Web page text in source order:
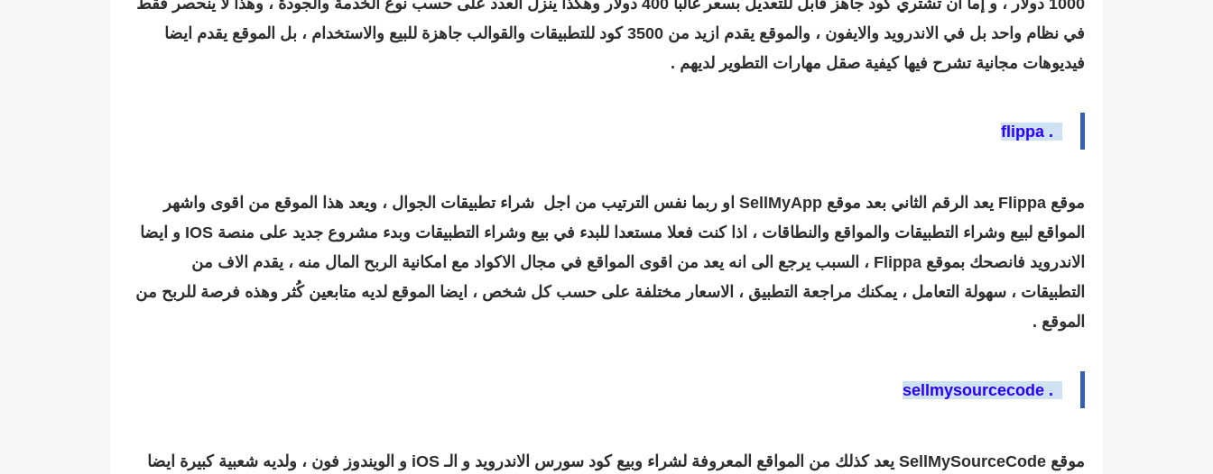
في نظام واحد بل في الاندرويد والايفون ، والموقع يقدم ازيد من 3500 كود للتطبيقات والقوالب جاهزة للبيع والاستخدام ، بل الموقع يقدم ايضا
فيديوهات مجانية تشرح فيها كيفية صقل مهارات التطوير لديهم .
موقع Flippa يعد الرقم الثاني بعد موقع SellMyApp او ربما نفس الترتيب من اجل شراء تطبيقات الجوال ، ويعد هذا الموقع من اقوى واشهر
المواقع لبيع وشراء التطبيقات والمواقع والنطاقات ، اذا كنت فعلا مستعدا للبدء في بيع وشراء التطبيقات وبدء مشروع جديد على منصة IOS و ايضا
الاندرويد فانصحك بموقع Flippa ، السبب يرجع الى انه يعد من اقوى المواقع في مجال الاكواد مع امكانية الربح المال منه ، يقدم الاف من
التطبيقات ، سهولة التعامل ، يمكنك مراجعة التطبيق ، الاسعار مختلفة على حسب كل شخص ، ايضا الموقع لديه متابعين كُثر وهذه فرصة للربح من
الموقع .
موقع SellMySourceCode يعد كذلك من المواقع المعروفة لشراء وبيع كود سورس الاندرويد و الـ iOS و الويندوز فون ، ولديه شعبية كبيرة ايضا